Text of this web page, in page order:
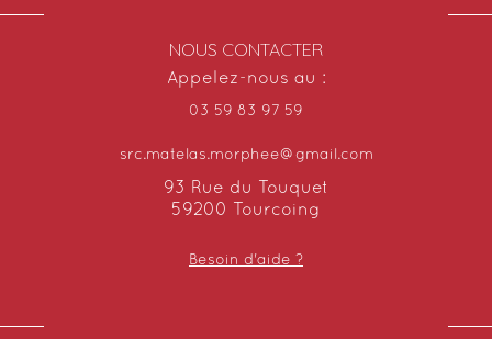
NOUS CONTACTER
Appelez-nous au :
03 59 83 97 59
src.matelas.morphee@gmail.com
93 Rue du Touquet
59200 Tourcoing
Besoin d'aide ?